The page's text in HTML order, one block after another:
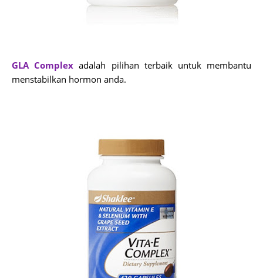
GLA Complex adalah pilihan terbaik untuk membantu
menstabilkan hormon anda.